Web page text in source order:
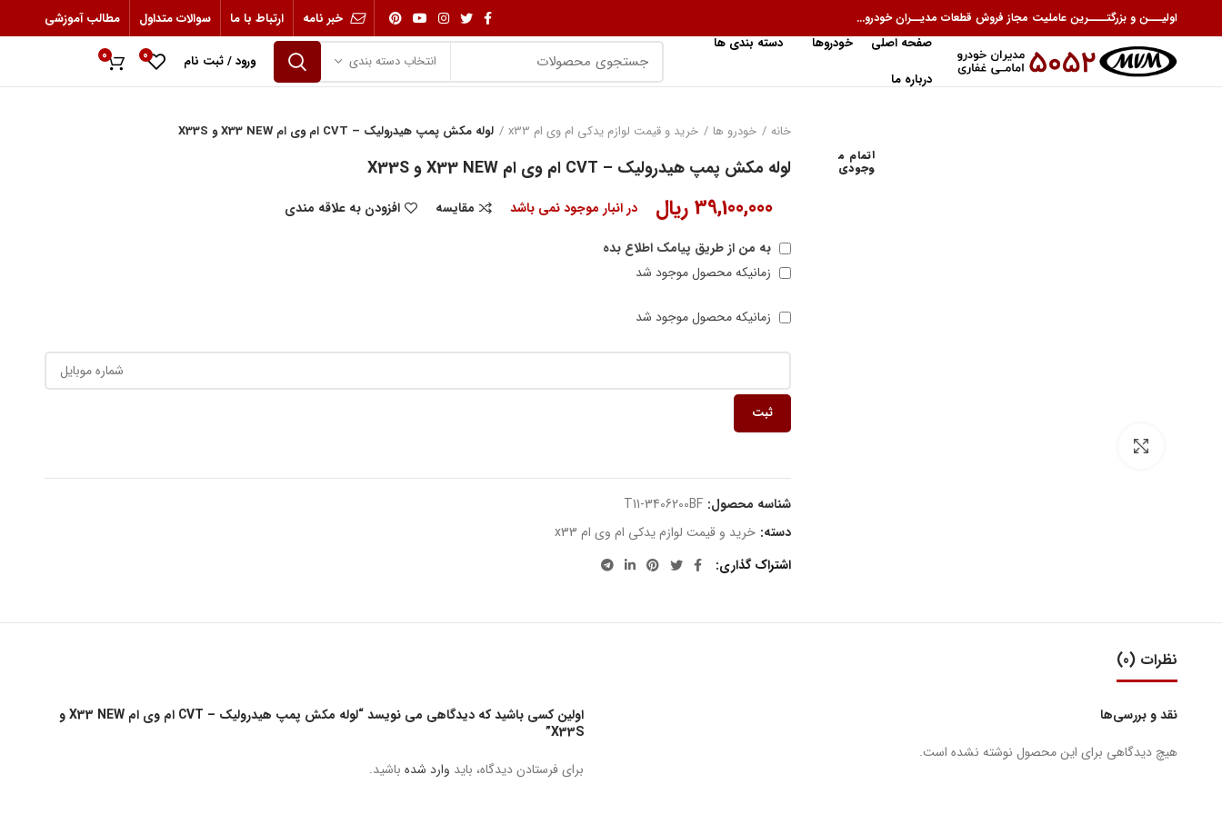
اولیـــن و بزرگتــــرین عاملیت مجاز فروش قطعات مدیــران خودرو... خبر نامه ارتباط با ما سوالات متداول
مطالب آموزشی
صفحه اصلی
خودروها
دسته بندی ها
درباره ما
انتخاب دسته بندی ورود / ثبت نام 0
0
اتمام م
وجودی
خانه خودرو ها خرید و قیمت لوازم یدکی ام وی ام x33 لوله مکش پمپ هیدرولیک – CVT ام وی ام X33 NEW و X33S
لوله مکش پمپ هیدرولیک – CVT ام وی ام X33 NEW و X33S
39,100,000 ریال در انبار موجود نمی باشد مقایسه
افزودن به علاقه مندی
به من از طریق پیامک اطلاع بده
زمانیکه محصول موجود شد
زمانیکه محصول موجود شد
ثبت
شناسه محصول: T11-3406200BF
دسته: خرید و قیمت لوازم یدکی ام وی ام x33
اشتراک گذاری
نظرات (0)
نقد و بررسی‌ها
هیچ دیدگاهی برای این محصول نوشته نشده است.
اولین کسی باشید که دیدگاهی می نویسد “لوله مکش پمپ هیدرولیک – CVT ام وی ام X33 NEW و
X33S”
برای فرستادن دیدگاه، باید وارد شدهباشید.